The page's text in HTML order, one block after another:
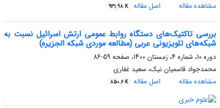
مشاهده مقاله
اصل مقاله 931.98 K
بررسی تاکتیک‌های دستگاه روابط عمومی ‌ارتش اسرائیل نسبت به
شبکه‌های تلویزیونی عربی (مطالعه موردی شبکه‌ الجزیره)
دوره 10، شماره 4، زمستان 1400، صفحه
59-86
محمدجواد قاسمیان نیک، سعید غفاری
مشاهده مقاله
اصل مقاله 850.6 K